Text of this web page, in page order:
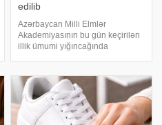
edilib
Azərbaycan Milli Elmlər
Akademiyasının bu gün keçirilən
illik ümumi yığıncağında
illər üçün inkişaf proqramı" səsə
qoyularaq təsdiq edilib. Trend-ə
istinadə